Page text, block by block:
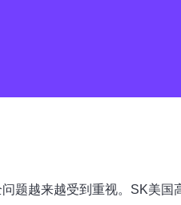
题越来越受到重视。SK美